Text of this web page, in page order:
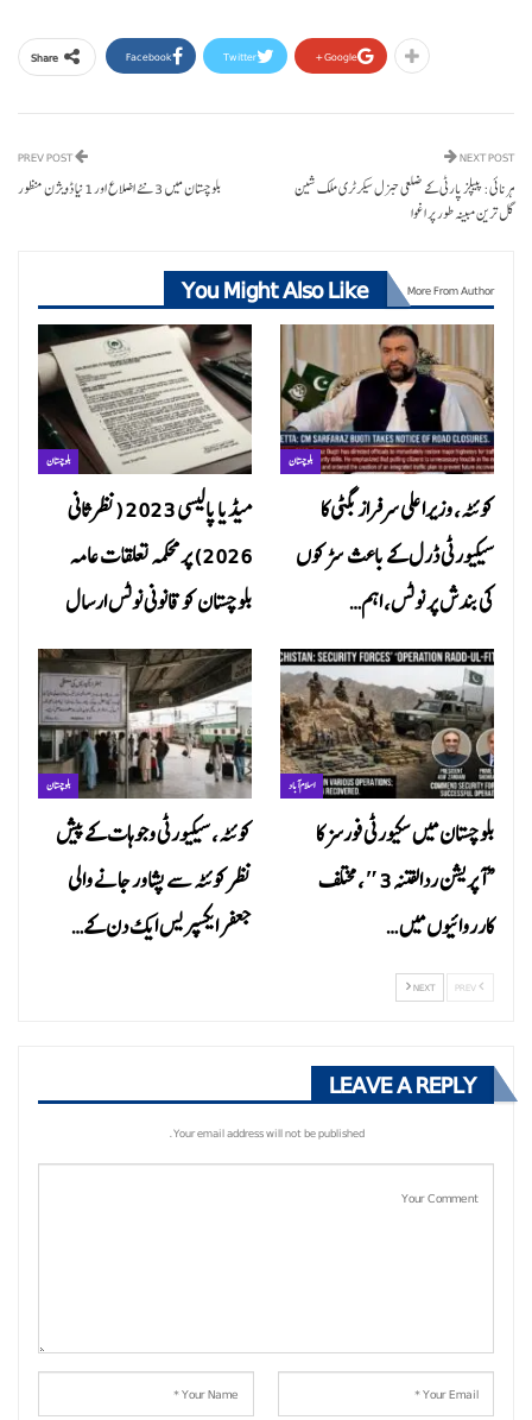
Share Facebook Twitter Google+
بلوچستان میں 3 نئے اضلاع اور 1 نیا ڈویژن منظور
NEXT POST
ہرنائی: پیپلز پارٹی کے ضلعی جنرل سیکرٹری ملک شین
گل ترین مبینہ طور پر اغوا
You Might Also Like More From Author
بلوچستان
میڈیا پالیسی 2023 (نظرثانی
2026) پر محکمہ تعلقات عامہ
بلوچستان کو قانونی نوٹس ارسال
بلوچستان
کوئٹہ، وزیراعلی سرفراز بگٹی کا
سیکیورٹی ڈرل کے باعث سڑکوں
کی بندش پر نوٹس، اہم…
بلوچستان
کوئٹہ، سیکیورٹی وجوہات کے پیش
نظر کوئٹہ سے پشاور جانے والی
جعفر ایکسپریس ایک دن کے…
اسلام آباد
بلوچستان میں سکیورٹی فورسز کا
“آپریشن ردالفتنہ 3″، مختلف
کارروائیوں میں…
NEXT
LEAVE A REPLY
Your email address will not be published.